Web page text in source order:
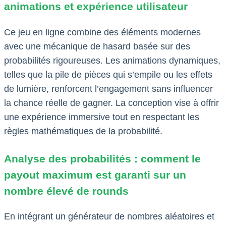
animations et expérience utilisateur
Ce jeu en ligne combine des éléments modernes
avec une mécanique de hasard basée sur des
probabilités rigoureuses. Les animations dynamiques,
telles que la pile de pièces qui s’empile ou les effets
de lumière, renforcent l’engagement sans influencer
la chance réelle de gagner. La conception vise à offrir
une expérience immersive tout en respectant les
règles mathématiques de la probabilité.
Analyse des probabilités : comment le
payout maximum est garanti sur un
nombre élevé de rounds
En intégrant un générateur de nombres aléatoires et